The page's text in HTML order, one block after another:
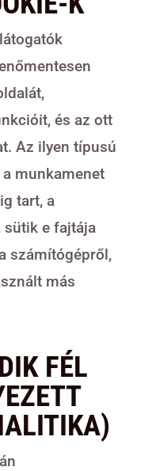
és az ott
Az ilyen típusú
munkamenet
tart, a
sütik e fajtája
számítógépről,
más
FÉL